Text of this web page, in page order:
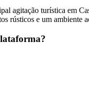
agitação turística em
rústicos e um